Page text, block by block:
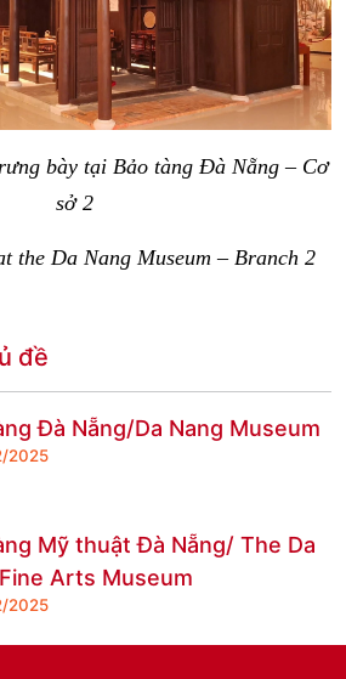
bày tại Bảo tàng Đà Nẵng – Cơ
sở 2
the Da Nang Museum – Branch 2
đề
Đà Nẵng/Da Nang Museum
2025
Mỹ thuật Đà Nẵng/ The Da
Arts Museum
2025